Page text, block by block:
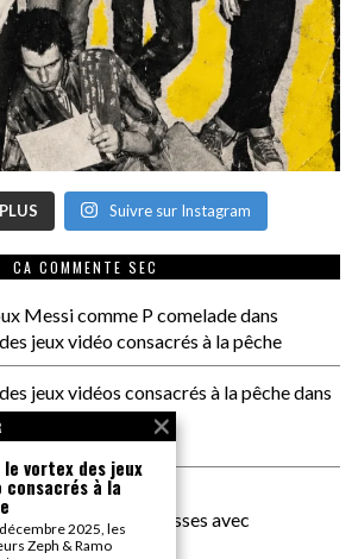
Suivre sur Instagram
CA COMMENTE SEC
Messi comme P comeladedans
jeux vidéo consacrés à la pêche
jeux vidéos consacrés à la pêchedans
Gnose
Vita et lutte des classes avec
le vortex des jeux
consacrés à la
2025, les
Zeph & Ramo